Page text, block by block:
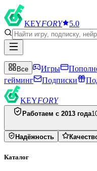
KEYFORY 5.0
Все Игры
гейминг
Подписки
KEYFORY
Работаем с 2013 года
Надёжность
Каталог